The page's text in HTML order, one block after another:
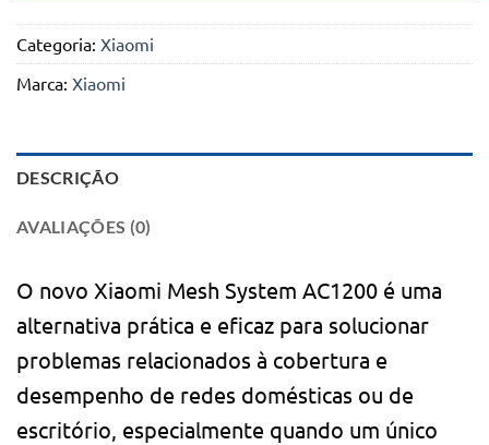
Categoria: Xiaomi
Marca: Xiaomi
DESCRIÇÃO
AVALIAÇÕES (0)
O novo Xiaomi Mesh System AC1200 é uma
alternativa prática e eficaz para solucionar
problemas relacionados à cobertura e
desempenho de redes domésticas ou de
escritório, especialmente quando um único